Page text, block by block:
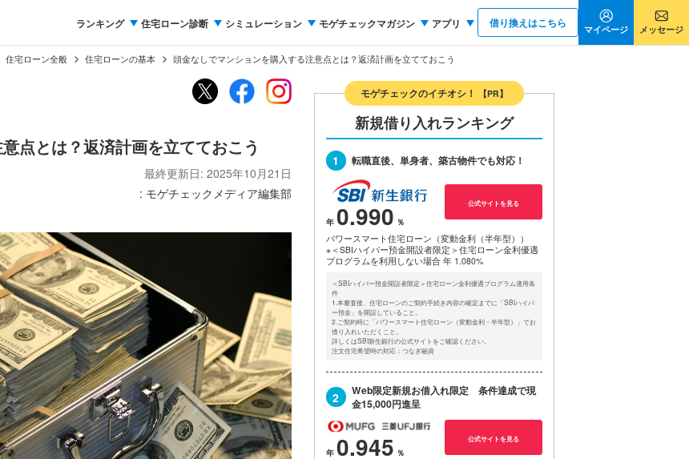
ランキング 住宅ローン診断 シミュレーション モゲチェックマガジン アプリ 借り換えはこちら マイページ メッセージ
住宅ローン全般 住宅ローンの基本 頭金なしでマンションを購入する注意点とは？返済計画を立てておこう
点とは？返済計画を立てておこう
最終更新日: 2025年10月21日
: モゲチェックメディア編集部
モゲチェックのイチオシ！ 【PR】
新規借り入れランキング
1 転職直後、単身者、築古物件でも対応！
0.990 公式サイトを見る
パワースマート住宅ローン（変動金利（半年型））
※＜SBIハイパー預金開設者限定＞住宅ローン金利優遇
プログラムを利用しない場合 年 1.080%
＜SBIハイパー預金開設者限定＞住宅ローン金利優遇プログラム適用条
件
1.本審査後、住宅ローンのご契約手続き内容の確定までに「SBIハイパ
ー預金」を開設していること。
2.ご契約時に「パワースマート住宅ローン（変動金利・半年型）」でお
借り入れいただくこと。
詳しくはSBI新生銀行の公式サイトをご確認ください。
注文住宅希望時の対応：つなぎ融資
2
Web限定新規お借入れ限定 条件達成で現
金15,000円進呈
0.945 公式サイトを見る